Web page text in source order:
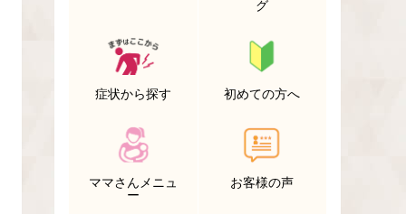
グ
症状から探す 初めての方へ
ママさんメニュ
ー
お客様の声